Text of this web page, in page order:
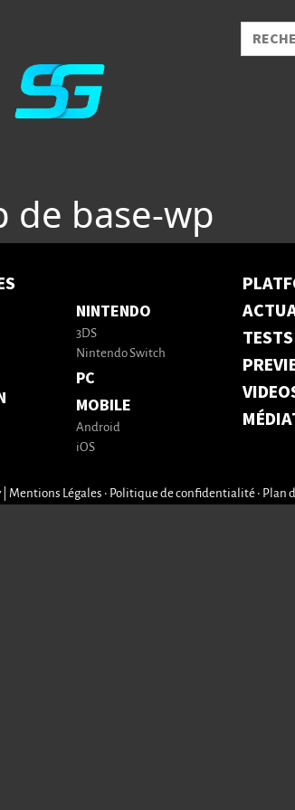
de base-wp
NINTENDO
3DS
Nintendo Switch
PC
MOBILE
Android
iOS
TESTS
Mentions Légales • Politique de confidentialité• Plan